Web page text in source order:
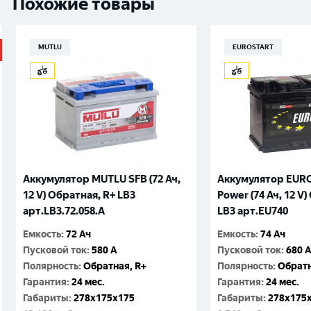
MUTLU
Аккумулятор MUTLU SFB (72 Ач,
12 V) Обратная, R+ LB3
арт.LB3.72.058.A
Емкость:72 Ач
Пусковой ток:580 A
Полярность:Обратная, R+
Гарантия:24 мес.
Габариты:278x175x175
EUROSTART
Аккумулятор
Power (74 Ач, 12
LB3 арт.EU740
Емкость:74 Ач
Пусковой ток:680 A
Полярность:
Гарантия:24 мес.
Габариты: